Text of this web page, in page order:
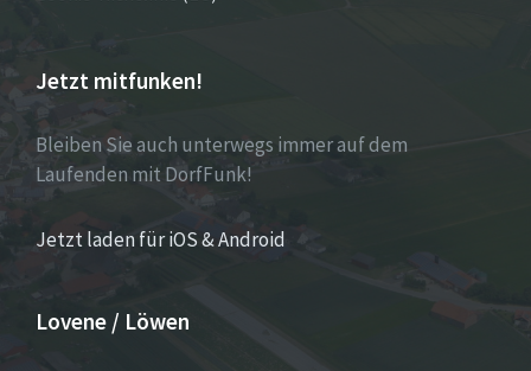
Jetzt mitfunken!
Bleiben Sie auch unterwegs immer auf dem
Laufenden mit DorfFunk!
Jetzt laden für iOS & Android
Lovene / Löwen